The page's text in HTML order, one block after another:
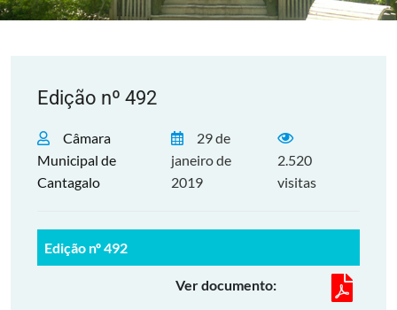
Edição nº 492
Câmara
Municipal de
Cantagalo
29 de
janeiro de
2019
2.520
visitas
Edição nº 492
Ver documento: